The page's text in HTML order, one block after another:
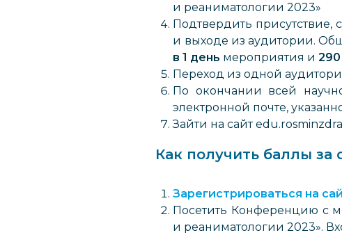
и реаниматологии 2023»
Подтвердить
и выходе из аудитории.
в 1 день мероприятия и
Переход из одной
По окончании всей
электронной почте,
Зайти на сайт
Как получить баллы
Зарегистрироваться на
Посетить Конференцию с
и реаниматологии 2023».